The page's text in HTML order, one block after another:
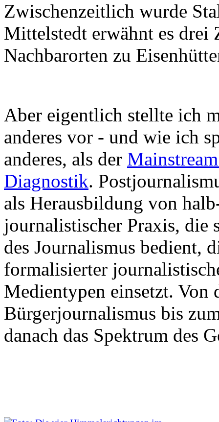
Zwischenzeitlich wurde
Mittelstedt erwähnt es drei
Nachbarorten zu
Aber eigentlich stellte ich
anderes vor - und wie ich
anderes, als der
Diagnostik.
als Herausbildung von
journalistischer Praxis, die
des Journalismus bedient,
formalisierter
Medientypen einsetzt. Von
Bürgerjournalismus bis
danach das Spektrum des